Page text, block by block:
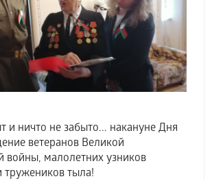
и ничто не забыто... накануне Дня
ветеранов Великой
войны, малолетних узников
тружеников тыла!